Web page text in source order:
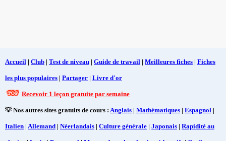
Accueil | Club | Test de niveau | Guide de travail | Meilleures fiches | Fiches
les plus populaires | Partager | Livre d'or
Recevoir 1 leçon gratuite par semaine
💡 Nos autres sites gratuits de cours : Anglais | Mathématiques | Espagnol |
Italien | Allemand | Néerlandais | Culture générale | Japonais | Rapidité au